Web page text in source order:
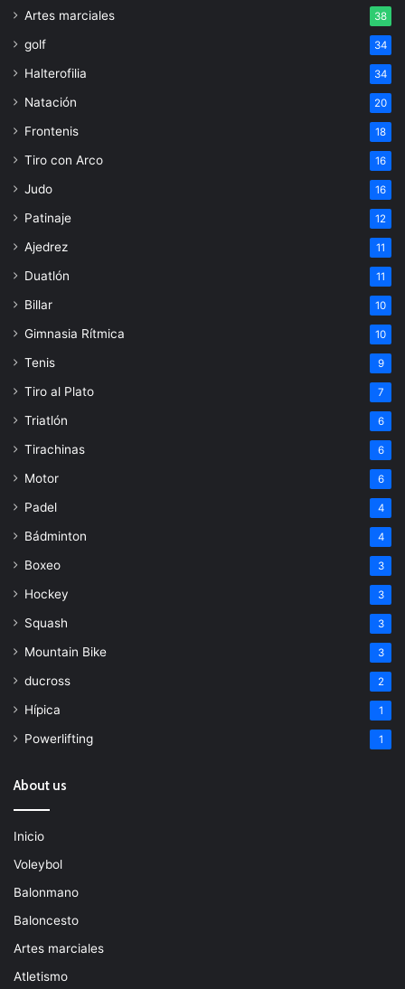
Artes marciales 38
golf 34
Halterofilia 34
Natación 20
Frontenis 18
Tiro con Arco 16
Judo 16
Patinaje 12
Ajedrez 11
Duatlón 11
Billar 10
Gimnasia Rítmica 10
Tenis 9
Tiro al Plato 7
Triatlón 6
Tirachinas 6
Motor 6
Padel 4
Bádminton 4
Boxeo 3
Hockey 3
Squash 3
Mountain Bike 3
ducross 2
Hípica 1
Powerlifting 1
About us
Inicio
Voleybol
Balonmano
Baloncesto
Artes marciales
Atletismo